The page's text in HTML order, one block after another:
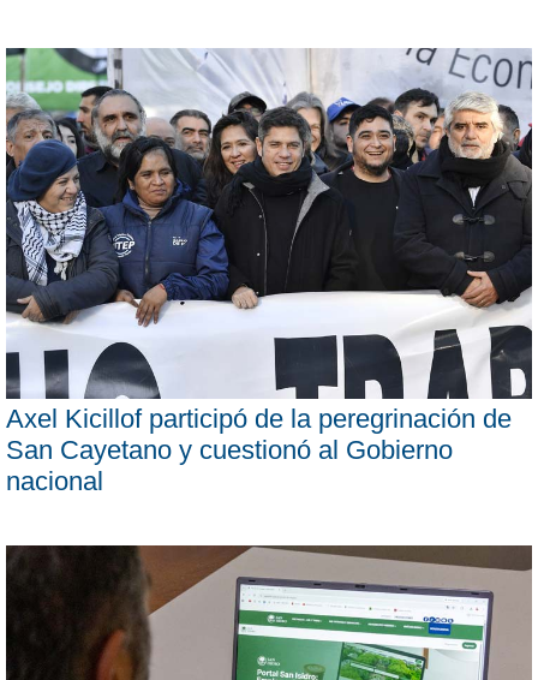
Axel Kicillof participó de la peregrinación de
San Cayetano y cuestionó al Gobierno
nacional